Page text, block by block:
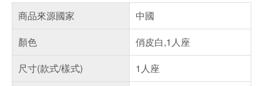
商品來源國家
中國
顏色
俏皮白,1人座
尺寸(款式/樣式)
1人座